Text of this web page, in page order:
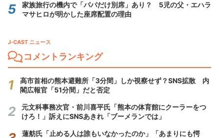
家族旅行の機内で「パパだけ別席」あり？ 5児の父・エハラ
マサヒロが明かした座席配置の理由
J-CAST ニュース
コメントランキング
高市首相の熊本避難所「3分間」しか視察せず？SNS拡散 内
閣広報官「51分間」だと否定
元文科事務次官・前川喜平氏「熊本の体育館にクーラーをつ
けろ！」訴えにSNSあきれ「ブーメランでは」
蓮舫氏「止める人は誰もいなかったのか」「あまりにも愕